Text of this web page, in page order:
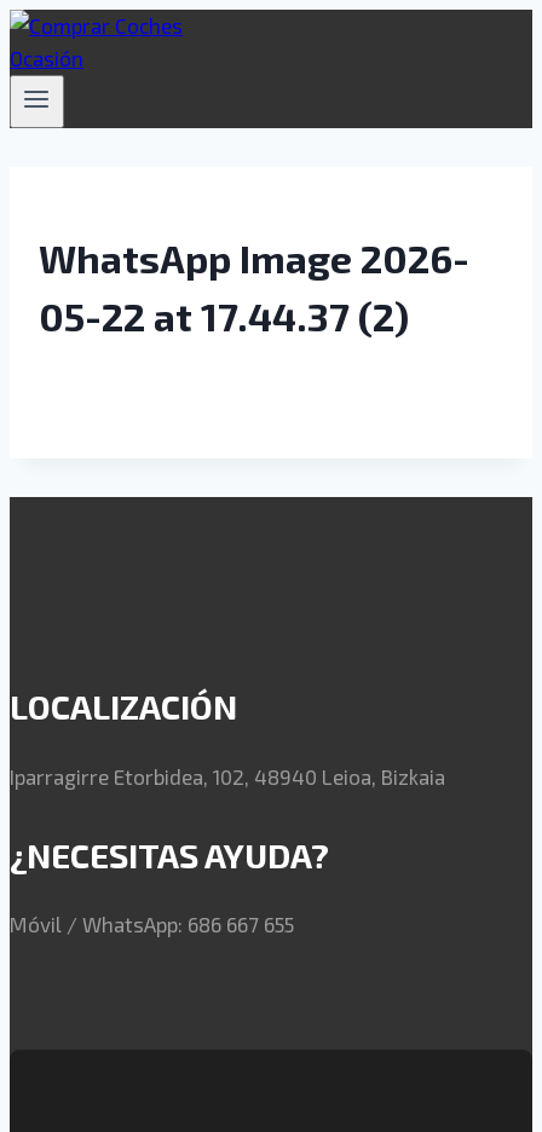
Saltar
al
contenido
WhatsApp Image 2026-
05-22 at 17.44.37 (2)
LOCALIZACIÓN
Iparragirre Etorbidea, 102, 48940 Leioa, Bizkaia
¿NECESITAS AYUDA?
Móvil / WhatsApp: 686 667 655